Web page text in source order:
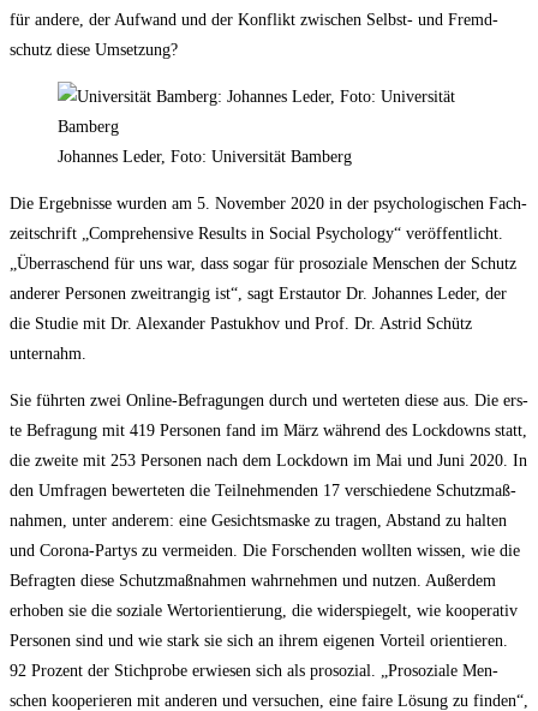
für ande­re, der Auf­wand und der Kon­flikt zwi­schen Selbst- und Fremd­
schutz die­se Umsetzung?
Johan­nes Leder, Foto: Uni­ver­si­tät Bamberg
Die Ergeb­nis­se wur­den am 5. Novem­ber 2020 in der psy­cho­lo­gi­schen Fach­
zeit­schrift „Com­pre­hen­si­ve Results in Social Psy­cho­lo­gy“ ver­öf­fent­licht.
„Über­ra­schend für uns war, dass sogar für pro­so­zia­le Men­schen der Schutz
ande­rer Per­so­nen zweit­ran­gig ist“, sagt Erst­au­tor Dr. Johan­nes Leder, der
die Stu­die mit Dr. Alex­an­der Pas­t­uk­hov und Prof. Dr. Astrid Schütz
unternahm.
Sie führ­ten zwei Online-Befra­gun­gen durch und wer­te­ten die­se aus. Die ers­
te Befra­gung mit 419 Per­so­nen fand im März wäh­rend des Lock­downs statt,
die zwei­te mit 253 Per­so­nen nach dem Lock­down im Mai und Juni 2020. In
den Umfra­gen bewer­te­ten die Teil­neh­men­den 17 ver­schie­de­ne Schutz­maß­
nah­men, unter ande­rem: eine Gesichts­mas­ke zu tra­gen, Abstand zu hal­ten
und Coro­na-Par­tys zu ver­mei­den. Die For­schen­den woll­ten wis­sen, wie die
Befrag­ten die­se Schutz­maß­nah­men wahr­neh­men und nut­zen. Außer­dem
erho­ben sie die sozia­le Wert­ori­en­tie­rung, die wider­spie­gelt, wie koope­ra­tiv
Per­so­nen sind und wie stark sie sich an ihrem eige­nen Vor­teil ori­en­tie­ren.
92 Pro­zent der Stich­pro­be erwie­sen sich als pro­so­zi­al. „Pro­so­zia­le Men­
schen koope­rie­ren mit ande­ren und ver­su­chen, eine fai­re Lösung zu fin­den“,